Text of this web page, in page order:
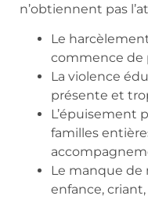
n’obtiennent pas
Le
commence de
La violence
présente et
L’épuisement
familles
Le manque de
enfance,